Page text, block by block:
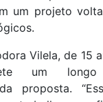
um projeto
Vilela, de 15
um
proposta.